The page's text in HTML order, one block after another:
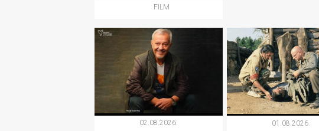
FILM
02.08.2026. 01.08.2026.